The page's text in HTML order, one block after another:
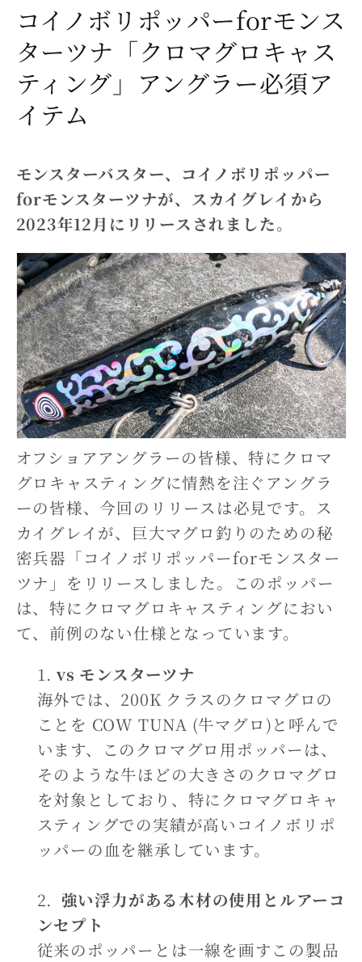
コイノボリポッパーforモンス
ターツナ「クロマグロキャス
ティング」アングラー必須ア
イテム
モンスターバスター、コイノボリポッパー
forモンスターツナが、スカイグレイから
2023年12月にリリースされました。
オフショアアングラーの皆様、特にクロマ
グロキャスティングに情熱を注ぐアングラ
ーの皆様、今回のリリースは必見です。ス
カイグレイが、巨大マグロ釣りのための秘
密兵器「コイノボリポッパーforモンスター
ツナ」をリリースしました。このポッパー
は、特にクロマグロキャスティングにおい
て、前例のない仕様となっています。
vs モンスターツナ
海外では、200K クラスのクロマグロの
ことを COW TUNA (牛マグロ)と呼んで
います、このクロマグロ用ポッパーは、
そのような牛ほどの大きさのクロマグロ
を対象としており、特にクロマグロキャ
スティングでの実績が高いコイノボリポ
ッパーの血を継承しています。
強い浮力がある木材の使用とルアーコ
ンセプト
従来のポッパーとは一線を画すこの製品